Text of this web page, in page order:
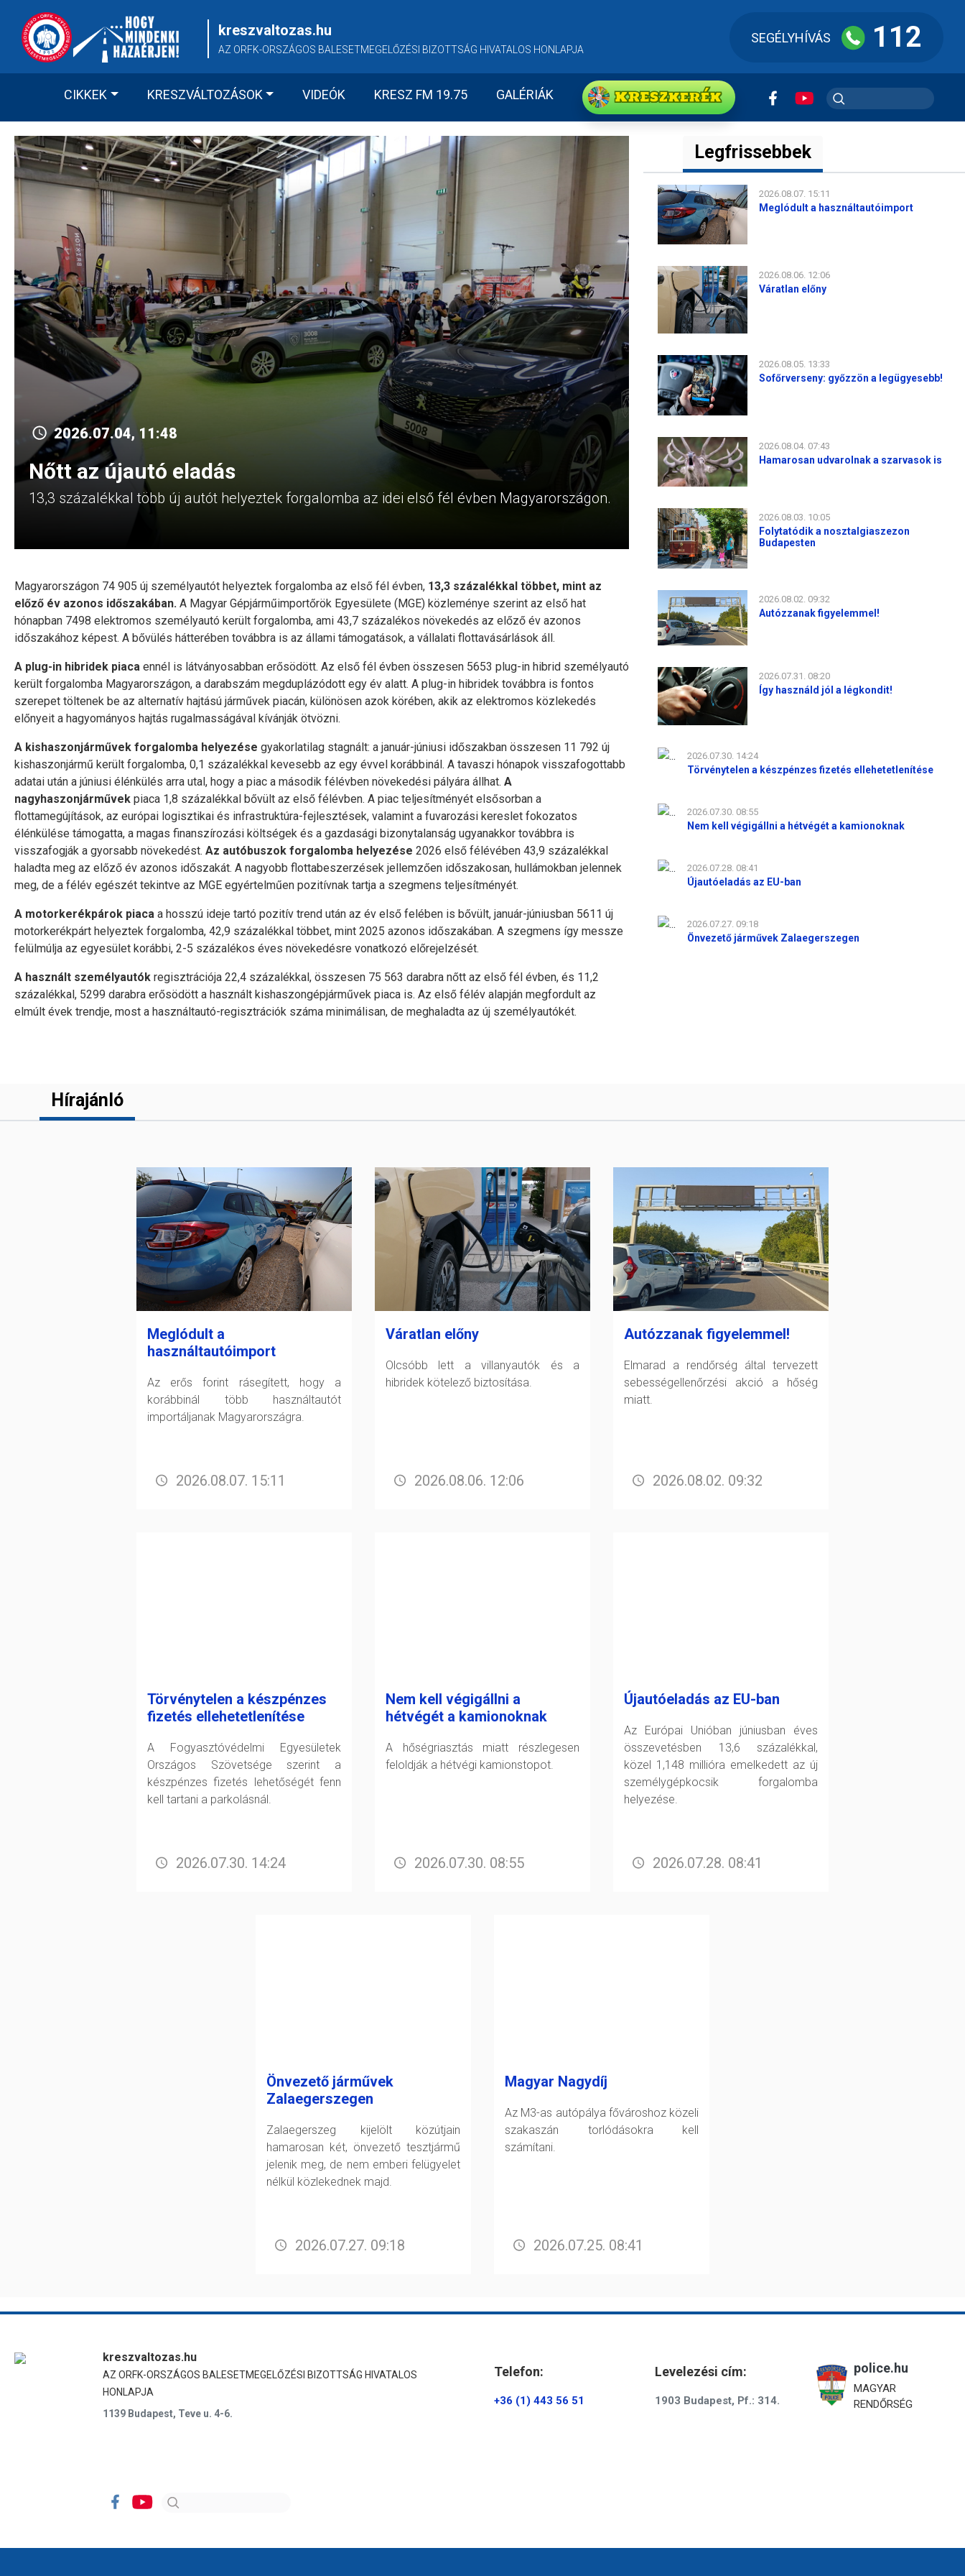
content
kreszvaltozas.hu
AZ ORFK-ORSZÁGOS BALESETMEGELŐZÉSI BIZOTTSÁG HIVATALOS HONLAPJA
SEGÉLYHÍVÁS 112
CIKKEK KRESZVÁLTOZÁSOK VIDEÓK KRESZ FM 19.75 GALÉRIÁK KRESZkerék
2026.07.04, 11:48
Nőtt az újautó eladás
13,3 százalékkal több új autót helyeztek forgalomba az idei első fél évben Magyarországon.
Magyarországon 74 905 új személyautót helyeztek forgalomba az első fél évben, 13,3 százalékkal többet, mint az
előző év azonos időszakában. A Magyar Gépjárműimportőrök Egyesülete (MGE) közleménye szerint az első hat
hónapban 7498 elektromos személyautó került forgalomba, ami 43,7 százalékos növekedés az előző év azonos
időszakához képest. A bővülés hátterében továbbra is az állami támogatások, a vállalati flottavásárlások áll.
A plug-in hibridek piaca ennél is látványosabban erősödött. Az első fél évben összesen 5653 plug-in hibrid személyautó
került forgalomba Magyarországon, a darabszám megduplázódott egy év alatt. A plug-in hibridek továbbra is fontos
szerepet töltenek be az alternatív hajtású járművek piacán, különösen azok körében, akik az elektromos közlekedés
előnyeit a hagyományos hajtás rugalmasságával kívánják ötvözni.
A kishaszonjárművek forgalomba helyezése gyakorlatilag stagnált: a január-júniusi időszakban összesen 11 792 új
kishaszonjármű került forgalomba, 0,1 százalékkal kevesebb az egy évvel korábbinál. A tavaszi hónapok visszafogottabb
adatai után a júniusi élénkülés arra utal, hogy a piac a második félévben növekedési pályára állhat. A
nagyhaszonjárművek piaca 1,8 százalékkal bővült az első félévben. A piac teljesítményét elsősorban a
flottamegújítások, az európai logisztikai és infrastruktúra-fejlesztések, valamint a fuvarozási kereslet fokozatos
élénkülése támogatta, a magas finanszírozási költségek és a gazdasági bizonytalanság ugyanakkor továbbra is
visszafogják a gyorsabb növekedést. Az autóbuszok forgalomba helyezése 2026 első félévében 43,9 százalékkal
haladta meg az előző év azonos időszakát. A nagyobb flottabeszerzések jellemzően időszakosan, hullámokban jelennek
meg, de a félév egészét tekintve az MGE egyértelműen pozitívnak tartja a szegmens teljesítményét.
A motorkerékpárok piaca a hosszú ideje tartó pozitív trend után az év első felében is bővült, január-júniusban 5611 új
motorkerékpárt helyeztek forgalomba, 42,9 százalékkal többet, mint 2025 azonos időszakában. A szegmens így messze
felülmúlja az egyesület korábbi, 2-5 százalékos éves növekedésre vonatkozó előrejelzését.
A használt személyautók regisztrációja 22,4 százalékkal, összesen 75 563 darabra nőtt az első fél évben, és 11,2
százalékkal, 5299 darabra erősödött a használt kishaszongépjárművek piaca is. Az első félév alapján megfordult az
elmúlt évek trendje, most a használtautó-regisztrációk száma minimálisan, de meghaladta az új személyautókét.
Legfrissebbek
2026.08.07. 15:11
Meglódult a használtautóimport
2026.08.06. 12:06
Váratlan előny
2026.08.05. 13:33
Sofőrverseny: győzzön a legügyesebb!
2026.08.04. 07:43
Hamarosan udvarolnak a szarvasok is
2026.08.03. 10:05
Folytatódik a nosztalgiaszezon
Budapesten
2026.08.02. 09:32
Autózzanak figyelemmel!
2026.07.31. 08:20
Így használd jól a légkondit!
2026.07.30. 14:24
Törvénytelen a készpénzes fizetés ellehetetlenítése
2026.07.30. 08:55
Nem kell végigállni a hétvégét a kamionoknak
2026.07.28. 08:41
Újautóeladás az EU-ban
2026.07.27. 09:18
Önvezető járművek Zalaegerszegen
Hírajánló
Meglódult a
használtautóimport
Az erős forint rásegített, hogy a
korábbinál több használtautót
importáljanak Magyarországra.
2026.08.07. 15:11
Váratlan előny
Olcsóbb lett a villanyautók és a
hibridek kötelező biztosítása.
2026.08.06. 12:06
Autózzanak figyelemmel!
Elmarad a rendőrség által tervezett
sebességellenőrzési akció a hőség
miatt.
2026.08.02. 09:32
Törvénytelen a készpénzes
fizetés ellehetetlenítése
A Fogyasztóvédelmi Egyesületek
Országos Szövetsége szerint a
készpénzes fizetés lehetőségét fenn
kell tartani a parkolásnál.
2026.07.30. 14:24
Nem kell végigállni a
hétvégét a kamionoknak
A hőségriasztás miatt részlegesen
feloldják a hétvégi kamionstopot.
2026.07.30. 08:55
Újautóeladás az EU-ban
Az Európai Unióban júniusban éves
összevetésben 13,6 százalékkal,
közel 1,148 millióra emelkedett az új
személygépkocsik forgalomba
helyezése.
2026.07.28. 08:41
Önvezető járművek
Zalaegerszegen
Zalaegerszeg kijelölt közútjain
hamarosan két, önvezető tesztjármű
jelenik meg, de nem emberi felügyelet
nélkül közlekednek majd.
2026.07.27. 09:18
Magyar Nagydíj
Az M3-as autópálya fővároshoz közeli
szakaszán torlódásokra kell
számítani.
2026.07.25. 08:41
kreszvaltozas.hu
AZ ORFK-ORSZÁGOS BALESETMEGELŐZÉSI BIZOTTSÁG HIVATALOS
HONLAPJA
1139 Budapest, Teve u. 4-6.
Telefon:
+36 (1) 443 56 51
Levelezési cím:
1903 Budapest, Pf.: 314.
police.hu
MAGYAR
RENDŐRSÉG